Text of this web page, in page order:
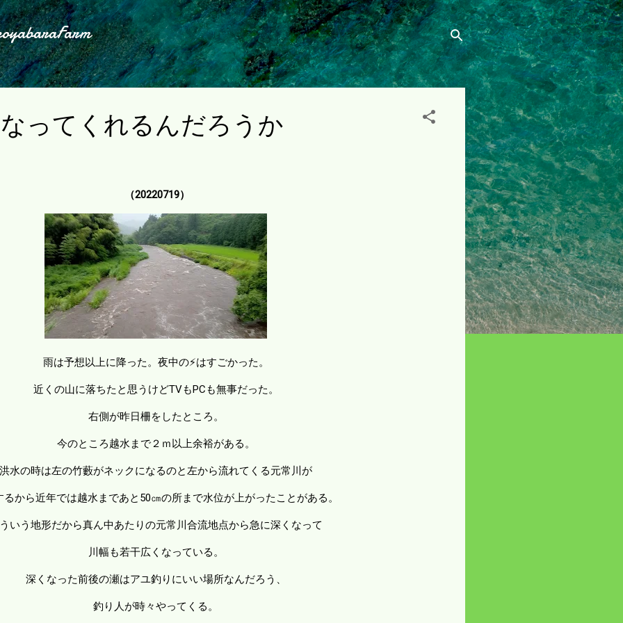
スキップしてメイン コンテンツに移動
ってくれるんだろうか
（20220719）
雨は予想以上に降った。夜中の⚡はすごかった。
近くの山に落ちたと思うけどTVもPCも無事だった。
右側が昨日柵をしたところ。
今のところ越水まで２ｍ以上余裕がある。
洪水の時は左の竹藪がネックになるのと左から流れてくる元常川が
るから近年では越水まであと50㎝の所まで水位が上がったことがある。
いう地形だから真ん中あたりの元常川合流地点から急に深くなって
川幅も若干広くなっている。
深くなった前後の瀬はアユ釣りにいい場所なんだろう、
釣り人が時々やってくる。